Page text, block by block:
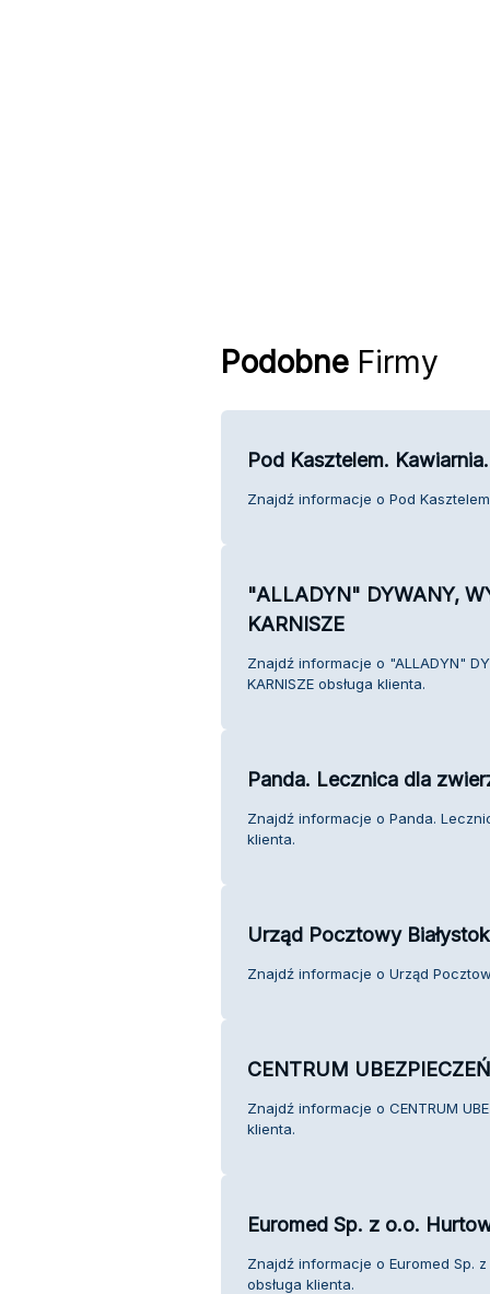
PodobneFirmy
Pod Kasztelem.
Znajdź informacje o Pod
"ALLADYN" DYWANY,
KARNISZE
Znajdź informacje o "ALLADYN"
KARNISZE obsługa klienta.
Panda. Lecznica dla
Znajdź informacje o Panda.
klienta.
Urząd Pocztowy
Znajdź informacje o Urząd
CENTRUM
Znajdź informacje o CENTRUM
klienta.
Euromed Sp. z o.o.
Znajdź informacje o Euromed Sp.
obsługa klienta.